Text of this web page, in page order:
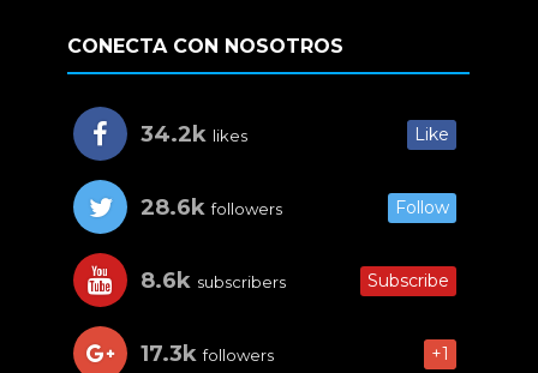
CONECTA CON NOSOTROS
34.2k likes Like
28.6k followers Follow
8.6k subscribers Subscribe
17.3k followers +1